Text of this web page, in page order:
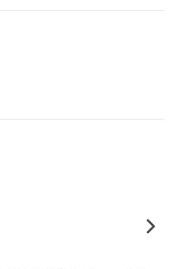
領域多年，構建了
本報告出具日，母
業技術壁壘。 母公
言處理、金融語義理
年以上的研發經